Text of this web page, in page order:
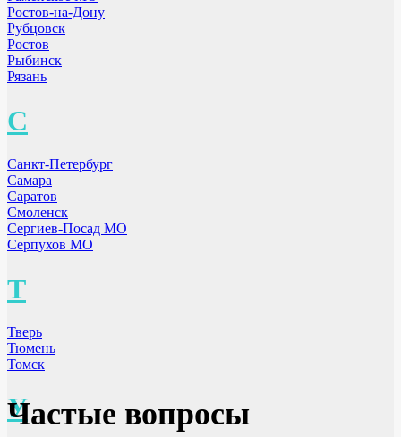
Ростов-на-Дону
Рубцовск
Ростов
Рыбинск
Рязань
С
Санкт-Петербург
Самара
Саратов
Смоленск
Сергиев-Посад МО
Серпухов МО
Т
Тверь
Тюмень
Томск
У
Частые вопросы